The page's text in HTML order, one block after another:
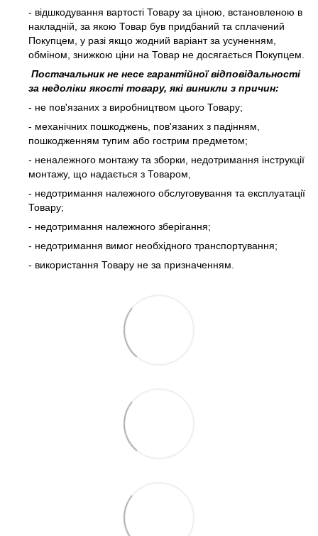
- відшкодування вартості Товару за ціною, встановленою в
накладній, за якою Товар був придбаний та сплачений
Покупцем, у разі якщо жодний варіант за усуненням,
обміном, знижкою ціни на Товар не досягається Покупцем.
Постачальник не несе гарантійної відповідальності
за недоліки якості товару, які виникли з причин:
- не пов'язаних з виробництвом цього Товару;
- механічних пошкоджень, пов'язаних з падінням,
пошкодженням тупим або гострим предметом;
- неналежного монтажу та зборки, недотримання інструкції
монтажу, що надається з Товаром,
- недотримання належного обслуговування та експлуатації
Товару;
- недотримання належного зберігання;
- недотримання вимог необхідного транспортування;
- використання Товару не за призначенням.